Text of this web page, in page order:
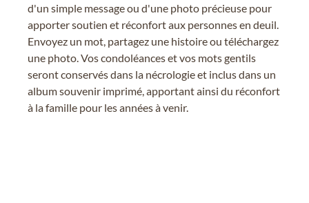
d'un simple message ou d'une photo précieuse pour
apporter soutien et réconfort aux personnes en deuil.
Envoyez un mot, partagez une histoire ou téléchargez
une photo. Vos condoléances et vos mots gentils
seront conservés dans la nécrologie et inclus dans un
album souvenir imprimé, apportant ainsi du réconfort
à la famille pour les années à venir.